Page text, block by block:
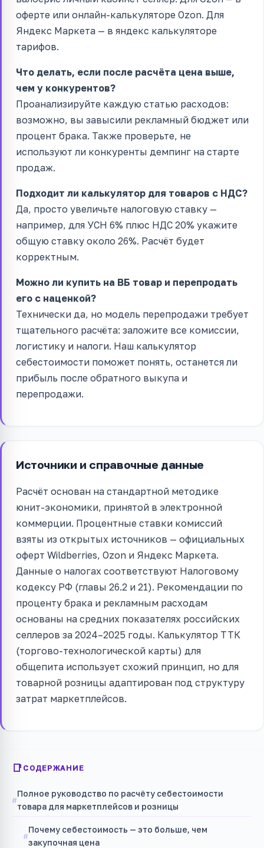
оферте или онлайн-калькуляторе Ozon. Для
Яндекс Маркета — в яндекс калькуляторе
тарифов.
Что делать, если после расчёта цена выше,
чем у конкурентов?
Проанализируйте каждую статью расходов:
возможно, вы завысили рекламный бюджет или
процент брака. Также проверьте, не
используют ли конкуренты демпинг на старте
продаж.
Подходит ли калькулятор для товаров с НДС?
Да, просто увеличьте налоговую ставку —
например, для УСН 6% плюс НДС 20% укажите
общую ставку около 26%. Расчёт будет
корректным.
Можно ли купить на ВБ товар и перепродать
его с наценкой?
Технически да, но модель перепродажи требует
тщательного расчёта: заложите все комиссии,
логистику и налоги. Наш калькулятор
себестоимости поможет понять, останется ли
прибыль после обратного выкупа и
перепродажи.
Источники и справочные данные
Расчёт основан на стандартной методике
юнит-экономики, принятой в электронной
коммерции. Процентные ставки комиссий
взяты из открытых источников — официальных
оферт Wildberries, Ozon и Яндекс Маркета.
Данные о налогах соответствуют Налоговому
кодексу РФ (главы 26.2 и 21). Рекомендации по
проценту брака и рекламным расходам
основаны на средних показателях российских
селлеров за 2024–2025 годы. Калькулятор ТТК
(торгово-технологической карты) для
общепита использует схожий принцип, но для
товарной розницы адаптирован под структуру
затрат маркетплейсов.
СОДЕРЖАНИЕ
Полное руководство по расчёту себестоимости
товара для маркетплейсов и розницы
Почему себестоимость — это больше, чем
закупочная цена